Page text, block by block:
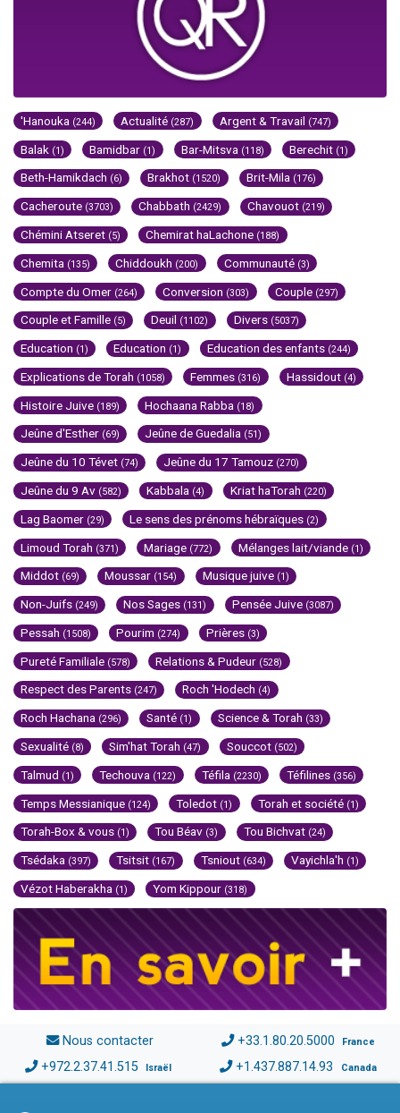
'Hanouka (244) Actualité (287) Argent & Travail (747)
Balak (1) Bamidbar (1) Bar-Mitsva (118) Berechit (1)
Beth-Hamikdach (6) Brakhot (1520) Brit-Mila (176)
Cacheroute (3703) Chabbath (2429) Chavouot (219)
Chémini Atseret (5) Chemirat haLachone (188)
Chemita (135) Chiddoukh (200) Communauté (3)
Compte du Omer (264) Conversion (303) Couple (297)
Couple et Famille (5) Deuil (1102) Divers (5037)
Education (1) Education (1) Education des enfants (244)
Explications de Torah (1058) Femmes (316) Hassidout (4)
Histoire Juive (189) Hochaana Rabba (18)
Jeûne d'Esther (69) Jeûne de Guedalia (51)
Jeûne du 10 Tévet (74) Jeûne du 17 Tamouz (270)
Jeûne du 9 Av (582) Kabbala (4) Kriat haTorah (220)
Lag Baomer (29) Le sens des prénoms hébraïques (2)
Limoud Torah (371) Mariage (772) Mélanges lait/viande (1)
Middot (69) Moussar (154) Musique juive (1)
Non-Juifs (249) Nos Sages (131) Pensée Juive (3087)
Pessah (1508) Pourim (274) Prières (3)
Pureté Familiale (578) Relations & Pudeur (528)
Respect des Parents (247) Roch 'Hodech (4)
Roch Hachana (296) Santé (1) Science & Torah (33)
Sexualité (8) Sim'hat Torah (47) Souccot (502)
Talmud (1) Techouva (122) Téfila (2230) Téfilines (356)
Temps Messianique (124) Toledot (1) Torah et société (1)
Torah-Box & vous (1) Tou Béav (3) Tou Bichvat (24)
Tsédaka (397) Tsitsit (167) Tsniout (634) Vayichla'h (1)
Vézot Haberakha (1) Yom Kippour (318)
Nous contacter +33.1.80.20.5000 France
+972.2.37.41.515 Israël +1.437.887.14.93 Canada